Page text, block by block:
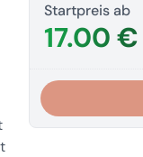
Startpreis ab
17.00 €